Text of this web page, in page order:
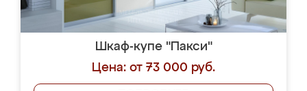
Шкаф-купе "Пакси"
Цена: от 73 000 руб.